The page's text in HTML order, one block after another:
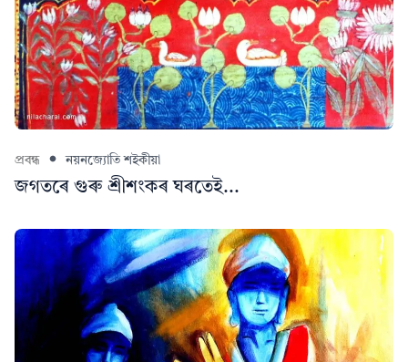
প্ৰবন্ধ নয়নজ্যোতি শইকীয়া
জগতৰে গুৰু শ্ৰীশংকৰ ঘৰতেই...